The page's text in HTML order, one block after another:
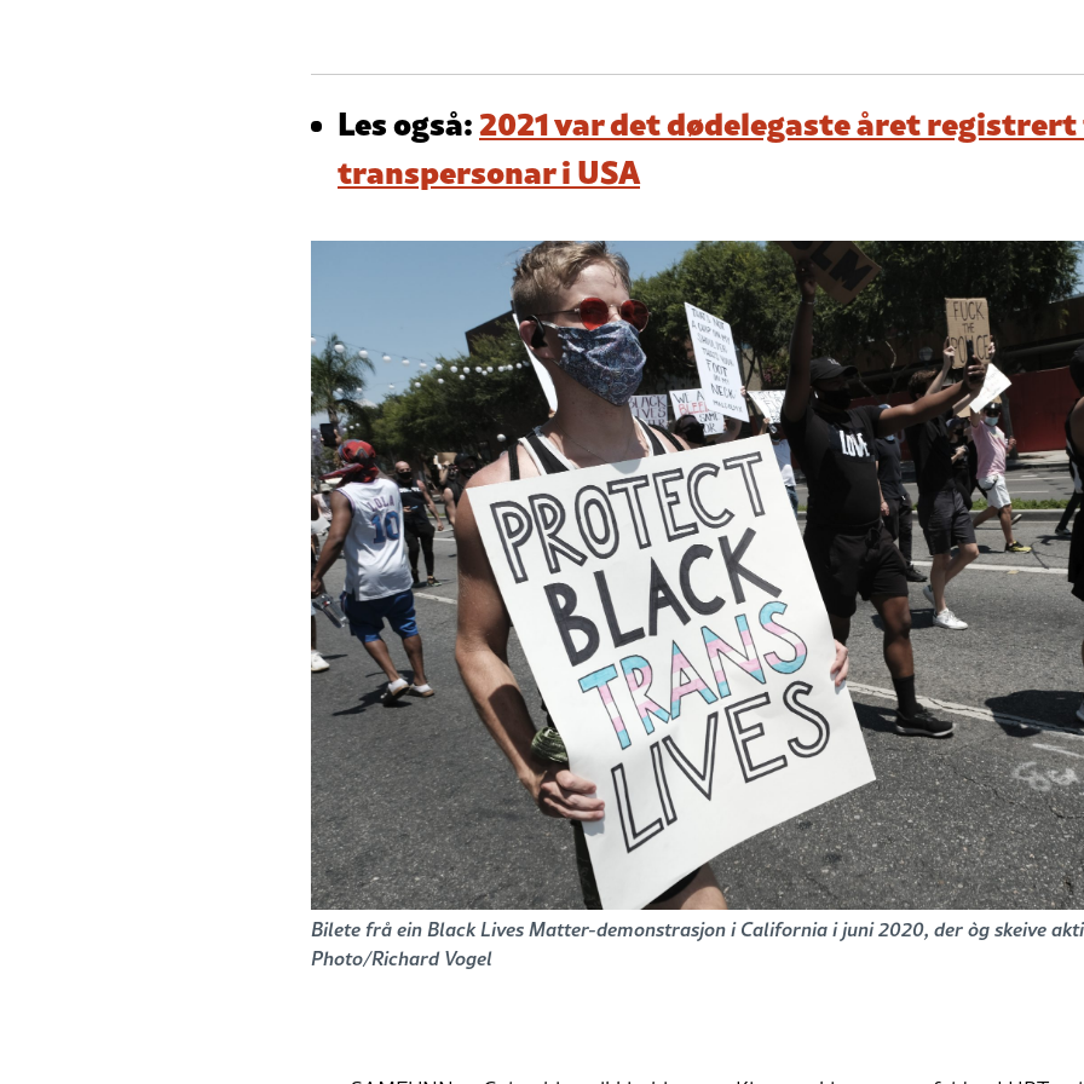
Les også:2021 var det dødelegaste året
transpersonar i USA
Bilete frå ein Black Lives Matter-demonstrasjon i California i juni 2020, der òg skeive
Photo/Richard Vogel